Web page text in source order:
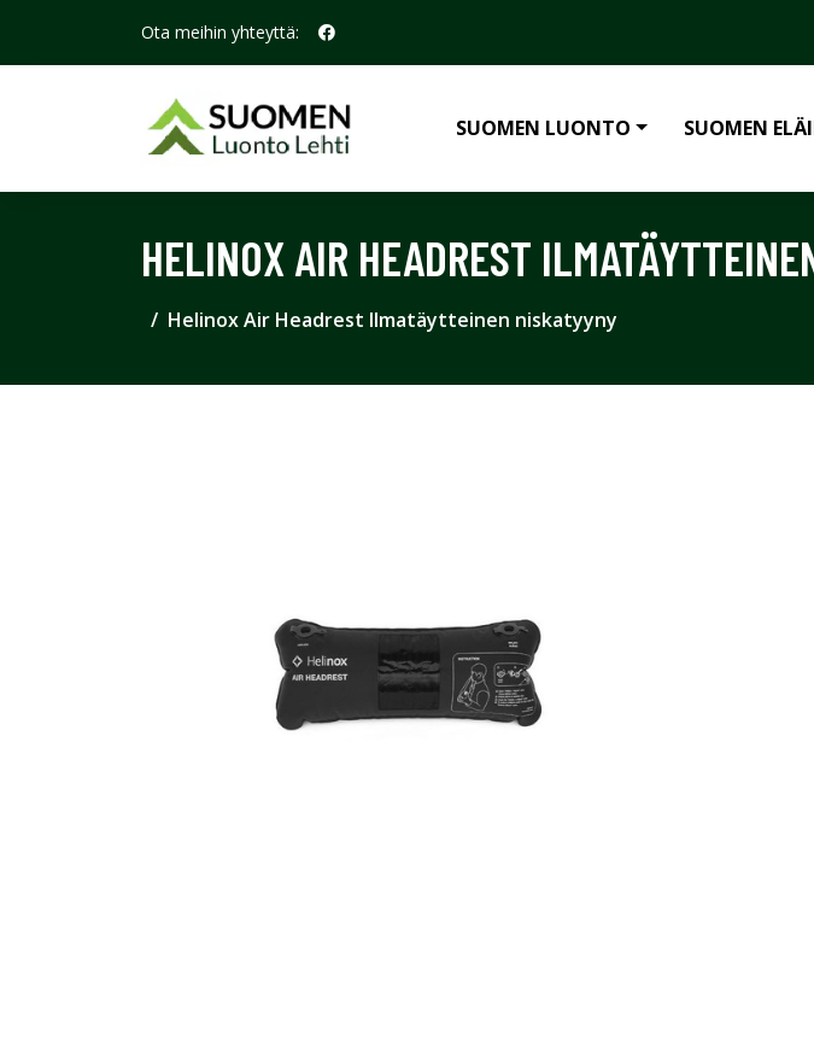
Ota meihin yhteyttä:
SUOMEN LUONTO SUOMEN
HELINOX AIR HEADREST
Helinox Air Headrest Ilmatäytteinen niskatyyny